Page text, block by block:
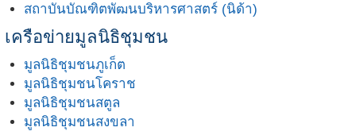
สถาบันบัณฑิตพัฒนบริหารศาสตร์ (นิด้า)
เครือข่ายมูลนิธิชุมชน
มูลนิธิชุมชนภูเก็ต
มูลนิธิชุมชนโคราช
มูลนิธิชุมชนสตูล
มูลนิธิชุมชนสงขลา